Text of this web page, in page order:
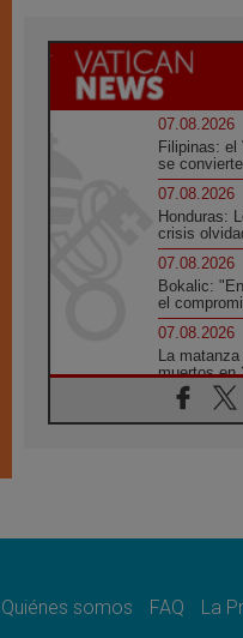
07.08.2026
Filipinas: el
se
07.08.2026
Honduras:
crisis
07.08.2026
Bokalic:
el
07.08.2026
La
muertos en
07.08.2026
Tagle: La
como
Quiénes somos FAQ La